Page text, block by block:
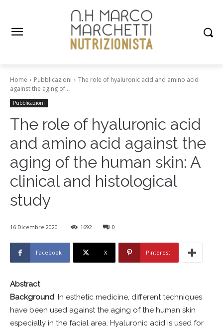
Home Pubblicazioni
The role of hyaluronic acid and amino acid
against the aging of...
Pubblicazioni
The role of hyaluronic acid
and amino acid against the
aging of the human skin: A
clinical and histological
study
16 Dicembre 2020 1692 0
Facebook X Pinterest
Abstract
Background: In esthetic medicine, different techniques
have been used against the aging of the human skin
especially in the facial area. Hyaluronic acid is used for